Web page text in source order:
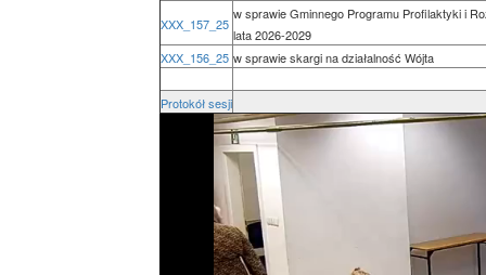
XXX_157_25
w sprawie Gminnego Programu Profilaktyki i
lata 2026-2029
XXX_156_25 w sprawie skargi na działalność Wójta
Protokół sesji